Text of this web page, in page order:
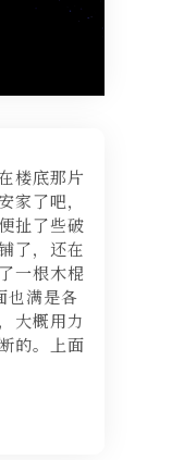
楼底那片
家了吧，
扯了些破
了，还在
一根木棍
满是各
大概用力
的。上面